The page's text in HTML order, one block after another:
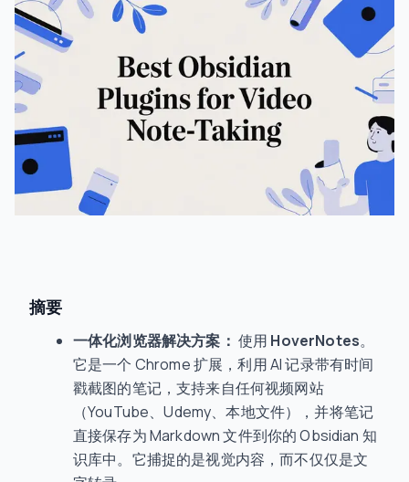
摘要
一体化浏览器解决方案： 使用 HoverNotes。
它是一个 Chrome 扩展，利用 AI 记录带有时间
戳截图的笔记，支持来自任何视频网站
（YouTube、Udemy、本地文件），并将笔记
直接保存为 Markdown 文件到你的 Obsidian 知
识库中。它捕捉的是视觉内容，而不仅仅是文